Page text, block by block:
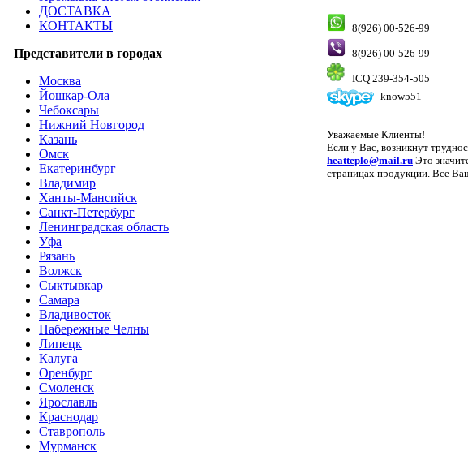
ДОСТАВКА
КОНТАКТЫ
Представители в городах
Москва
Йошкар-Ола
Чебоксары
Нижний Новгород
Казань
Омск
Екатеринбург
Владимир
Ханты-Мансийск
Санкт-Петербург
Ленинградская область
Уфа
Рязань
Волжск
Сыктывкар
Самара
Владивосток
Набережные Челны
Липецк
Калуга
Оренбург
Смоленск
Ярославль
Краснодар
Ставрополь
Мурманск
8(926) 00-526-99
8(926) 00-526-99
ICQ 239-354-505
know551
Уважаемые Клиенты!
Если у Вас, возникнут
heatteplo@mail.ru Это
страницах продукции. Все